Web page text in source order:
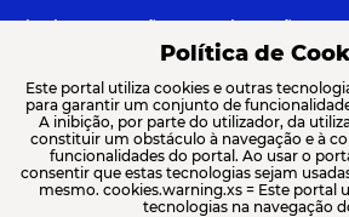
Elogios, Sugestões e Reclamações
Termos e condições
Canal de
ACREDITAÇÕES E ASSOCIAÇÕES
Política de
Este portal utiliza cookies e outras
para garantir um conjunto de
A inibição, por parte do utilizador, da
constituir um obstáculo à navegação e à
funcionalidades do portal. Ao usar o
consentir que estas tecnologias sejam
mesmo. cookies.warning.xs = Este portal
tecnologias na navegação